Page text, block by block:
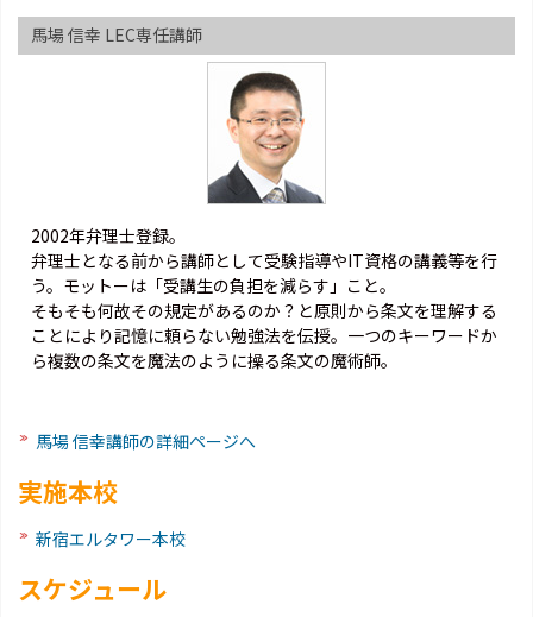
馬場 信幸 LEC専任講師
2002年弁理士登録。
弁理士となる前から講師として受験指導やIT資格の講義等を行
う。モットーは「受講生の負担を減らす」こと。
そもそも何故その規定があるのか？と原則から条文を理解する
ことにより記憶に頼らない勉強法を伝授。一つのキーワードか
ら複数の条文を魔法のように操る条文の魔術師。
馬場 信幸講師の詳細ページへ
実施本校
新宿エルタワー本校
スケジュール